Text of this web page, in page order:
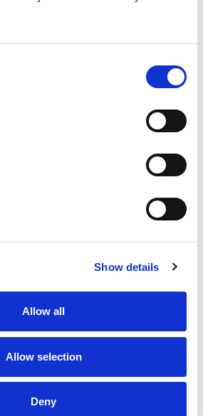
Show details
Allow all
Allow selection
Deny
en voeg allerlei hippe sounds
soundtrack. Het wordt al
zo doe je dat
het GameMenu en kies voor
je ziet en je hoort meteen het